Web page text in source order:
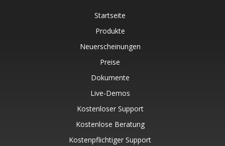
Startseite
Produkte
Neuerscheinungen
Preise
Dokumente
Live-Demos
Kostenloser Support
Kostenlose Beratung
Kostenpflichtiger Support